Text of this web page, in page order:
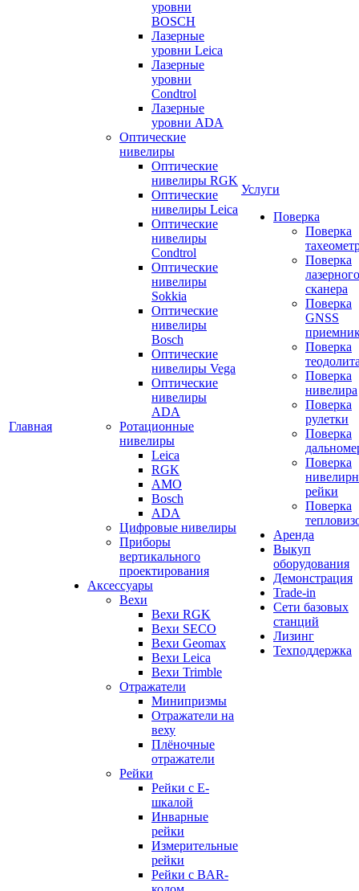
Главная
уровни
BOSCH
Лазерные
уровни Leica
Лазерные
уровни
Condtrol
Лазерные
уровни ADA
Оптические
нивелиры
Оптические
нивелиры RGK
Оптические
нивелиры Leica
Оптические
нивелиры
Condtrol
Оптические
нивелиры
Sokkia
Оптические
нивелиры
Bosch
Оптические
нивелиры Vega
Оптические
нивелиры
ADA
Ротационные
нивелиры
Leica
RGK
AMO
Bosch
ADA
Цифровые нивелиры
Приборы
вертикального
проектирования
Аксессуары
Вехи
Вехи RGK
Вехи SECO
Вехи Geomax
Вехи Leica
Вехи Trimble
Отражатели
Минипризмы
Отражатели на
веху
Плёночные
отражатели
Рейки
Рейки с E-
шкалой
Инварные
рейки
Измерительные
рейки
Рейки с BAR-
Услуги
Поверка
Поверка
Поверка
лазерного
сканера
Поверка
GNSS
Поверка
Поверка
нивелира
Поверка
рулетки
Поверка
Поверка
рейки
Поверка
Аренда
Выкуп
оборудования
Демонстрация
Trade-in
Сети базовых
станций
Лизинг
Техподдержка